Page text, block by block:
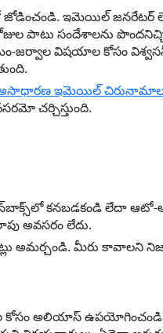
ఇమెయిల్ జనరేటర్
పాటు సందేశాలను
జర్వాల విషయాల కోసం
ఇమెయిల్
చర్చిస్తుంది.
ఇన్‌బాక్స్‌లో కనబడకండి లేదా
అవసరం లేదు.
అమర్చండి. మీరు కావాలని
కోసం అలియాస్